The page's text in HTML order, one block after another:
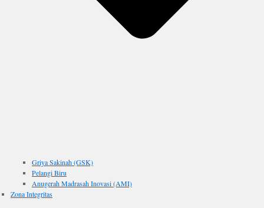
Griya Sakinah (GSK)
Pelangi Biru
Anugerah Madrasah Inovasi (AMI)
Zona Integritas